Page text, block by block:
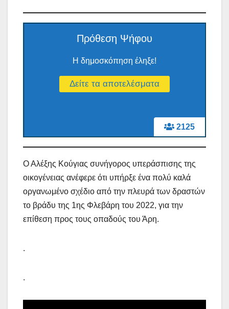
2125
Πρόθεση Ψήφου
Η δημοσκόπηση έληξε!
Ο Αλέξης Κούγιας συνήγορος υπεράσπισης της
οικογένειας ανέφερε ότι υπήρξε ένα πολύ καλά
οργανωμένο σχέδιο από την πλευρά των δραστών
το βράδυ της 1ης Φλεβάρη του 2022, για την
επίθεση προς τους οπαδούς του Άρη.
.
.